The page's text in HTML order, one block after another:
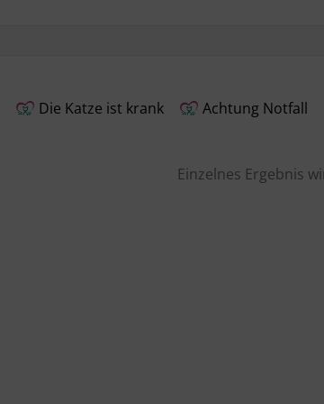
Die Katze ist krank Achtung Notfall
Einzelnes Ergebnis